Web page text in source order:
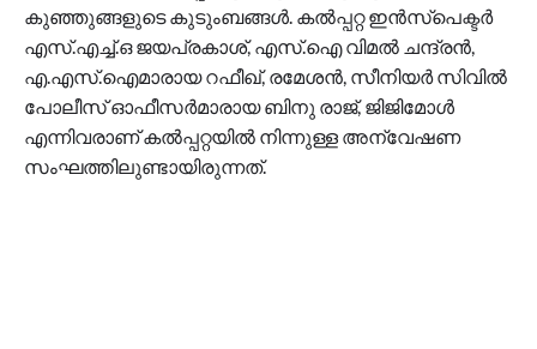
കുഞ്ഞുങ്ങളുടെ കുടുംബങ്ങള്‍. കല്‍പ്പറ്റ ഇന്‍സ്പെക്ടര്‍
എസ്.എച്ച്.ഒ ജയപ്രകാശ്, എസ്.ഐ വിമല്‍ ചന്ദ്രന്‍,
എ.എസ്.ഐമാരായ റഫീഖ്, രമേശന്‍, സീനിയര്‍ സിവില്‍
പോലീസ് ഓഫീസര്‍മാരായ ബിനു രാജ്, ജിജിമോള്‍
എന്നിവരാണ് കല്‍പ്പറ്റയില്‍ നിന്നുള്ള അന്വേഷണ
സംഘത്തിലുണ്ടായിരുന്നത്.